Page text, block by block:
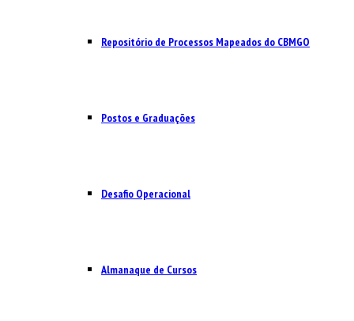
Repositório de Processos Mapeados do CBMGO
Postos e Graduações
Desafio Operacional
Almanaque de Cursos